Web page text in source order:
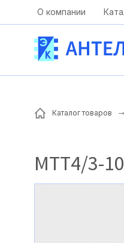
Москва, ул.
О компании
Каталог товаров
МТТ4/3-